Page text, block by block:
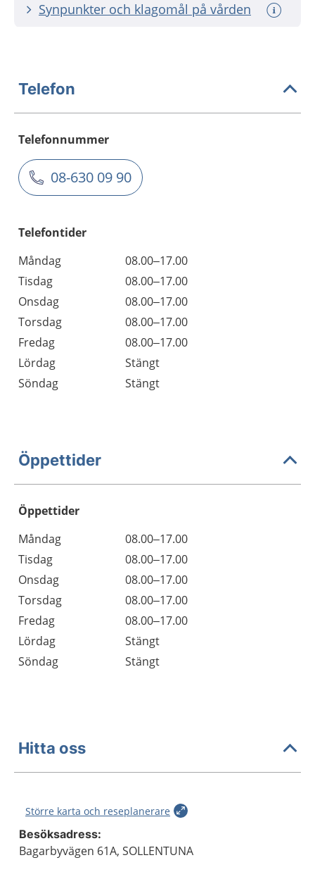
Synpunkter och klagomål på vården
Telefon
Telefonnummer
08-630 09 90
Telefontider
Måndag
08.00–17.00
Tisdag
08.00–17.00
Onsdag
08.00–17.00
Torsdag
08.00–17.00
Fredag
08.00–17.00
Lördag
Stängt
Söndag
Stängt
Öppettider
Öppettider
Dag
Öppettider
Kommentarer
Måndag
08.00–17.00
Tisdag
08.00–17.00
Onsdag
08.00–17.00
Torsdag
08.00–17.00
Fredag
08.00–17.00
Lördag
Stängt
Söndag
Stängt
Hitta oss
Större karta och reseplanerare
Besöksadress:
Bagarbyvägen 61A, SOLLENTUNA